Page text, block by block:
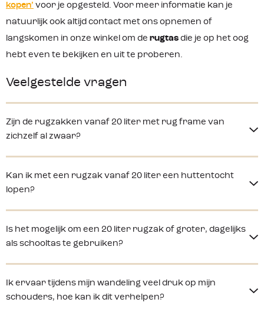
kopen’ voor je opgesteld. Voor meer informatie kan je
natuurlijk ook altijd contact met ons opnemen of
langskomen in onze winkel om de rugtas die je op het oog
hebt even te bekijken en uit te proberen.
Veelgestelde vragen
Zijn de rugzakken vanaf 20 liter met rug frame van
zichzelf al zwaar?
Kan ik met een rugzak vanaf 20 liter een huttentocht
lopen?
Is het mogelijk om een 20 liter rugzak of groter, dagelijks
als schooltas te gebruiken?
Ik ervaar tijdens mijn wandeling veel druk op mijn
schouders, hoe kan ik dit verhelpen?